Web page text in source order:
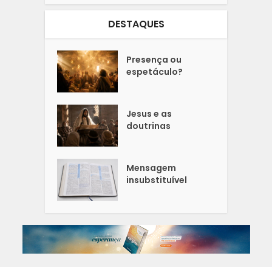
DESTAQUES
Presença ou
espetáculo?
Jesus e as
doutrinas
Mensagem
insubstituível